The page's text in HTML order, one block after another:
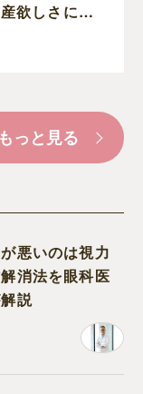
欲しさにわ
まで押しか
っと見る
悪いのは視力
消法を眼科医
説